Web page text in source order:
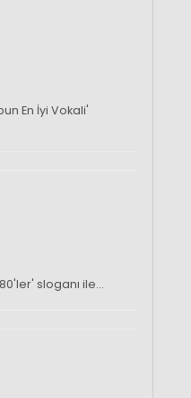
En İyi Vokali'
sloganı ile…